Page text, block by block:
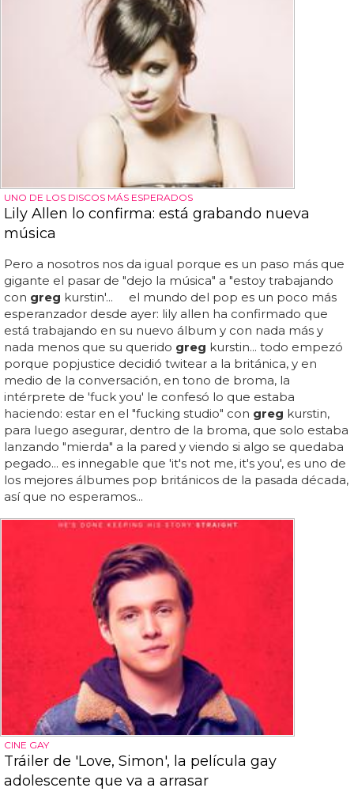
UNO DE LOS DISCOS MÁS ESPERADOS
Lily Allen lo confirma: está grabando nueva
música
Pero a nosotros nos da igual porque es un paso más que
gigante el pasar de "dejo la música" a "estoy trabajando
con greg kurstin'... el mundo del pop es un poco más
esperanzador desde ayer: lily allen ha confirmado que
está trabajando en su nuevo álbum y con nada más y
nada menos que su querido greg kurstin... todo empezó
porque popjustice decidió twitear a la británica, y en
medio de la conversación, en tono de broma, la
intérprete de 'fuck you' le confesó lo que estaba
haciendo: estar en el "fucking studio" con greg kurstin,
para luego asegurar, dentro de la broma, que solo estaba
lanzando "mierda" a la pared y viendo si algo se quedaba
pegado... es innegable que 'it's not me, it's you', es uno de
los mejores álbumes pop británicos de la pasada década,
así que no esperamos...
CINE GAY
Tráiler de 'Love, Simon', la película gay
adolescente que va a arrasar